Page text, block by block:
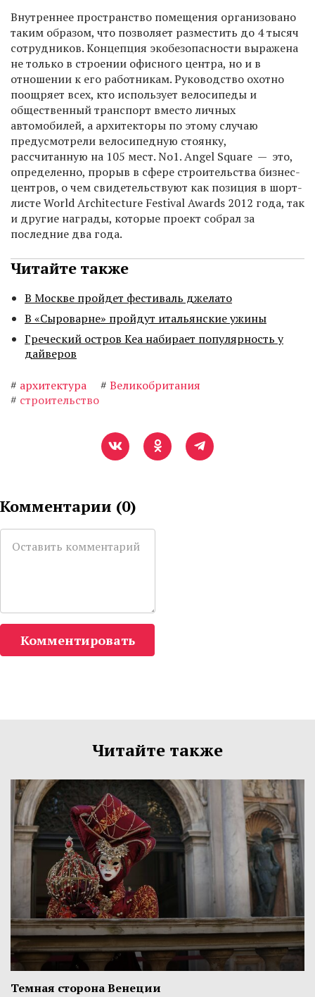
Внутреннее пространство помещения организовано
таким образом, что позволяет разместить до 4 тысяч
сотрудников. Концепция экобезопасности выражена
не только в строении офисного центра, но и в
отношении к его работникам. Руководство охотно
поощряет всех, кто использует велосипеды и
общественный транспорт вместо личных
автомобилей, а архитекторы по этому случаю
предусмотрели велосипедную стоянку,
рассчитанную на 105 мест. No1. Angel Square — это,
определенно, прорыв в сфере строительства бизнес-
центров, о чем свидетельствуют как позиция в шорт-
листе World Architecture Festival Awards 2012 года, так
и другие награды, которые проект собрал за
последние два года.
Читайте также
В Москве пройдет фестиваль джелато
В «Сыроварне» пройдут итальянские ужины
Греческий остров Кеа набирает популярность у
дайверов
# архитектура # Великобритания
# строительство
Комментарии (0)
Комментировать
Читайте также
Темная сторона Венеции